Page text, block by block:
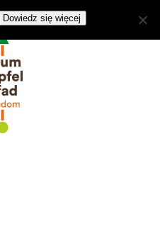
Dowiedz się więcej